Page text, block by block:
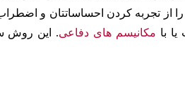
از تجربه کردن احساساتتان و
با مکانیسم های دفاعی. این روش